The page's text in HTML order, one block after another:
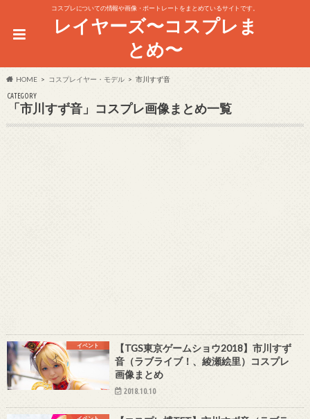
コスプレについての情報や画像・ポートレートをまとめているサイトです。
レイヤーズ〜コスプレま
とめ〜
HOME コスプレイヤー・モデル 市川すず音
CATEGORY
「市川すず音」コスプレ画像まとめ一覧
イベント
【TGS東京ゲームショウ2018】市川すず
音（ラブライブ！、綾瀬絵里）コスプレ
画像まとめ
2018.10.10